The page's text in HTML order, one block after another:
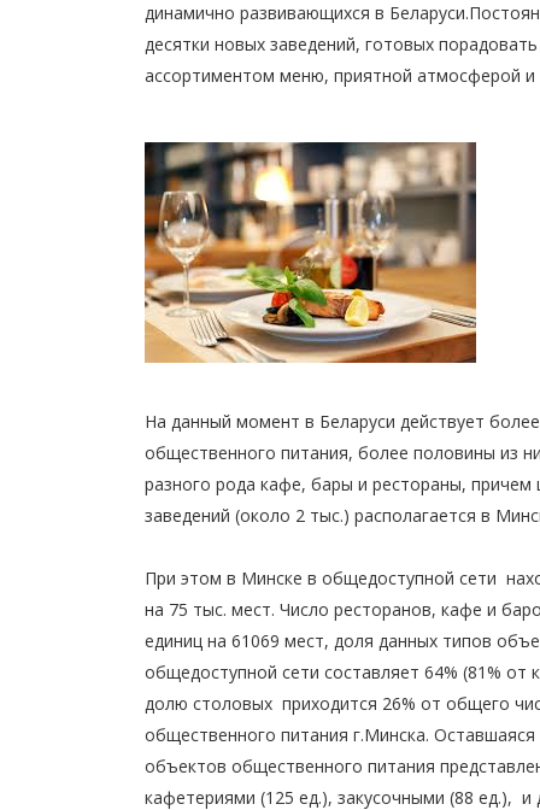
динамично развивающихся в Беларуси.
десятки новых заведений, готовых
ассортиментом меню, приятной атмосферой
На данный момент в Беларуси действует
общественного питания, более половины из
разного рода кафе, бары и рестораны, причем
заведений (около 2 тыс.) располагается в
При этом в Минске в общедоступной сети
на 75 тыс. мест. Число ресторанов, кафе и
единиц на 61069 мест, доля данных типов
общедоступной сети составляет 64% (81% от
долю столовых приходится 26% от общего
общественного питания г.Минска. Оставшаяся
объектов общественного питания
кафетериями (125 ед.), закусочными (88 ед.),